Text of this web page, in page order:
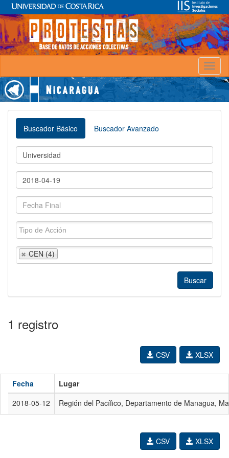
Buscador Básico Buscador Avanzado
CEN (4)
1 registro
XLSX
CSV
Fecha
Lugar
2018-05-12
Región del Pacífico, Departamento de Managua,
XLSX
CSV